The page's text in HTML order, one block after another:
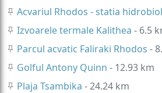
Acvariul Rhodos - statia
Izvoarele termale Kalithea - 6.5
Parcul acvatic Faliraki Rhodos -
Golful Antony Quinn - 12.93 km
Plaja Tsambika - 24.24 km